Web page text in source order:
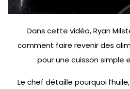
Dans cette vidéo, Ryan
comment faire revenir des
pour une cuisson simple
Le chef détaille pourquoi